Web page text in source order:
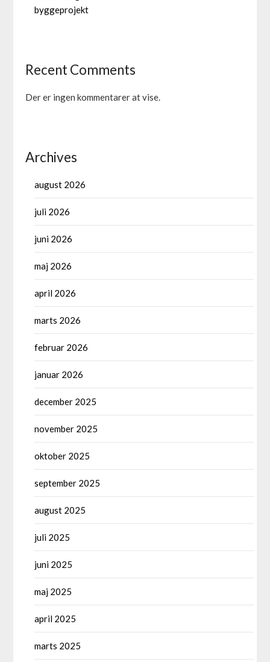
byggeprojekt
Recent Comments
Der er ingen kommentarer at vise.
Archives
august 2026
juli 2026
juni 2026
maj 2026
april 2026
marts 2026
februar 2026
januar 2026
december 2025
november 2025
oktober 2025
september 2025
august 2025
juli 2025
juni 2025
maj 2025
april 2025
marts 2025